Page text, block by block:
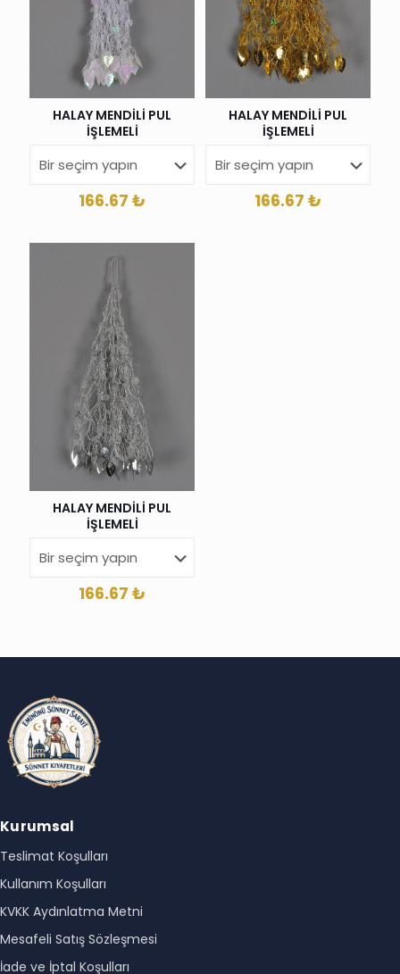
HALAY MENDİLİ PUL
İŞLEMELİ
166.67 ₺
HALAY MENDİLİ PUL
İŞLEMELİ
166.67 ₺
HALAY MENDİLİ PUL
İŞLEMELİ
166.67 ₺
Kurumsal
Teslimat Koşulları
Kullanım Koşulları
KVKK Aydınlatma Metni
Mesafeli Satış Sözleşmesi
İade ve İptal Koşulları